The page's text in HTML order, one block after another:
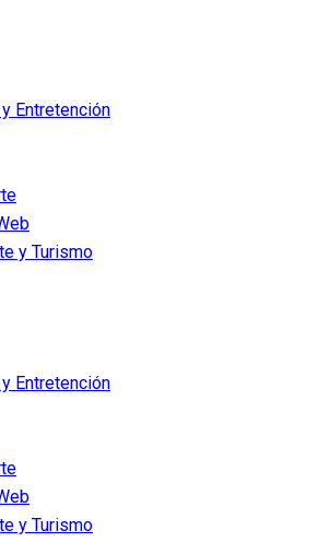
Entretención
y Turismo
Entretención
y Turismo